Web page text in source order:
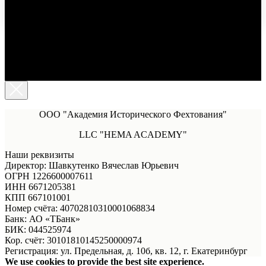
ООО "Академия Исторического Фехтования"
LLC "HEMA ACADEMY"
Наши реквизиты
Директор: Шавкутенко Вячеслав Юрьевич
ОГРН 1226600007611
ИНН 6671205381
КПП 667101001
Номер счёта: 40702810310001068834
Банк: АО «ТБанк»
БИК: 044525974
Кор. счёт: 30101810145250000974
Регистрация: ул. Предельная, д. 10б, кв. 12, г. Екатеринбург
We use cookies to provide the best site experience.